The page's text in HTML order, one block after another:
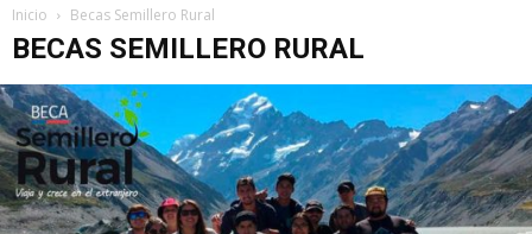
Inicio Becas Semillero Rural
BECAS SEMILLERO RURAL